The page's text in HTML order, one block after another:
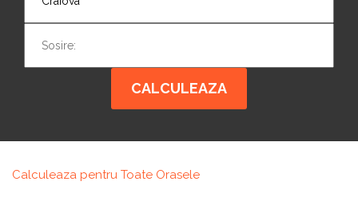
CALCULEAZA
Calculeaza pentru Toate Orasele